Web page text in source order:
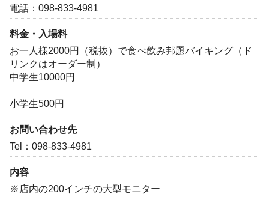
電話：098-833-4981
料金・入場料
お一人様2000円（税抜）で食べ飲み邦題バイキング（ド
リンクはオーダー制）
中学生10000円
小学生500円
お問い合わせ先
Tel：098-833-4981
内容
※店内の200インチの大型モニター